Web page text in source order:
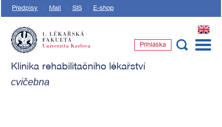
Předpisy Mail SIS E-shop
EN
Přihláška
Klinika rehabilitačního lékařství
cvičebna